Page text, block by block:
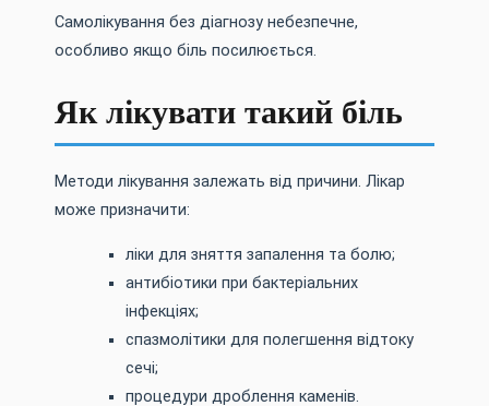
Самолікування без діагнозу небезпечне,
особливо якщо біль посилюється.
Як лікувати такий біль
Методи лікування залежать від причини. Лікар
може призначити:
ліки для зняття запалення та болю;
антибіотики при бактеріальних
інфекціях;
спазмолітики для полегшення відтоку
сечі;
процедури дроблення каменів.